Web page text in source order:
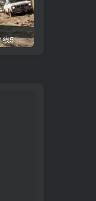
PC游戏 极限竞速：地平线5 硬盘离线版